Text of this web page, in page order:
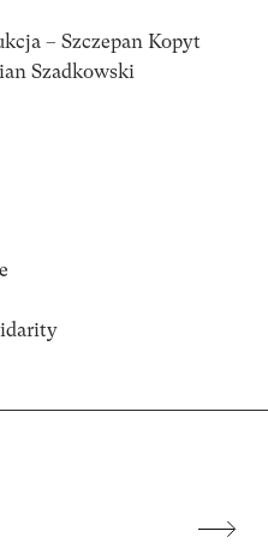
– Szczepan Kopyt
Szadkowski